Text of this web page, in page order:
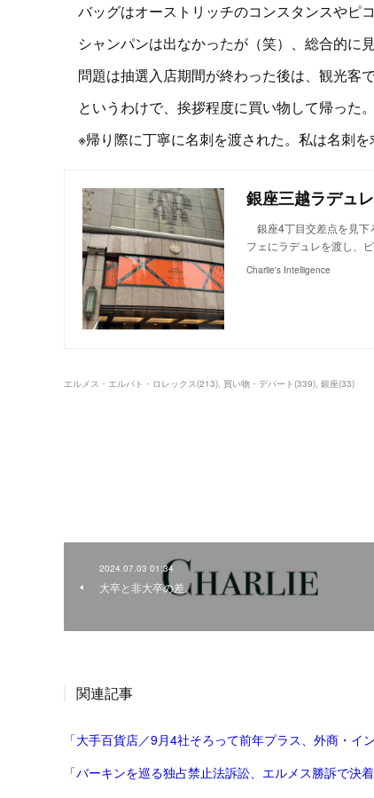
バッグはオーストリッチのコンスタンスやピ
シャンパンは出なかったが（笑）、総合的に見
問題は抽選入店期間が終わった後は、観光客
というわけで、挨拶程度に買い物して帰った。
※帰り際に丁寧に名刺を渡された。私は名刺を
銀座三越ラデュ
銀座4丁目交差点を見下
フェにラデュレを渡し、
Charlie's Intelligence
エルメス・エルパト・ロレックス(213) 買い物・デパート(339) 銀座(33)
2024.07.03 01:34
大卒と非大卒の差。
関連記事
「大手百貨店／9月4社そろって前年プラス、外商・イ
「バーキンを巡る独占禁止法訴訟、エルメス勝訴で決着